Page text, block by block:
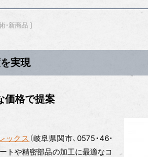
・新商品
実現
価格で提案
ックス （岐阜県関市、0575・46・
トや精密部品の加工に最適なコ